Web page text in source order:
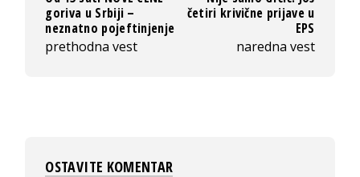
goriva u Srbiji –
neznatno pojeftinjenje
prethodna vest
četiri krivične prijave u
EPS
naredna vest
OSTAVITE KOMENTAR